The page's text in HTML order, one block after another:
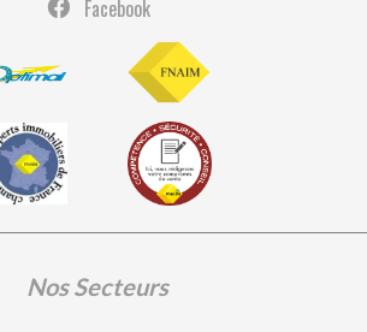
Facebook
Nos Secteurs